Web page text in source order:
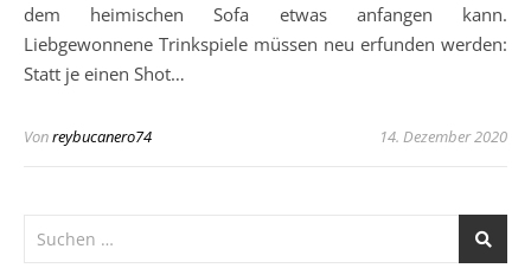
dem heimischen Sofa etwas anfangen kann.
Liebgewonnene Trinkspiele müssen neu erfunden werden:
Statt je einen Shot…
Vonreybucanero74 14. Dezember 2020